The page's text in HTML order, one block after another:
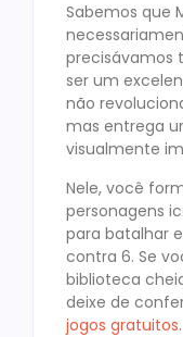
Sabemos que
precisávamos
ser um
não
mas entrega
visualmente
Nele, você
personagens
para batalhar
contra 6. Se
biblioteca
deixe de
jogos gratuitos.